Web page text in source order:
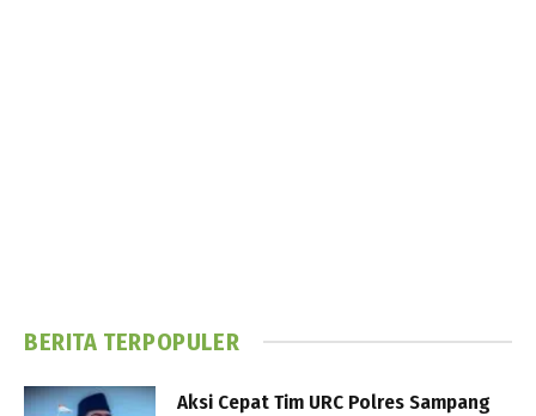
BERITA TERPOPULER
Aksi Cepat Tim URC Polres Sampang